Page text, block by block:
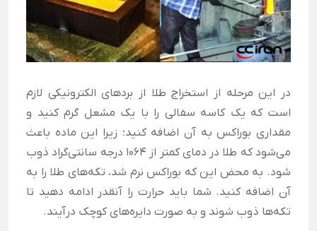
در این مرحله از استخراج طلا از بردهای الکترونیکی لازم
است که یک کاسه سفالی را با یک مشعل گرم کنید و
مقداری بوراکس به آن اضافه کنید؛ زیرا این ماده باعث
می‌شود که طلا در دمای کمتر از 1064 درجه سانتی‌گراد ذوب
شود. به محض این که بوراکس نرم شد، تکه‌های طلا را به
آن اضافه کنید. شما باید حرارت را آنقدر ادامه دهید تا
تکه‌ها ذوب شوند و به صورت دایره‌های کوچک درآیند.